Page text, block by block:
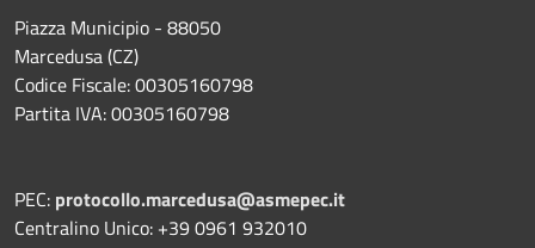
Piazza Municipio - 88050
Marcedusa (CZ)
Codice Fiscale: 00305160798
Partita IVA: 00305160798
PEC: protocollo.marcedusa@asmepec.it
Centralino Unico: +39 0961 932010